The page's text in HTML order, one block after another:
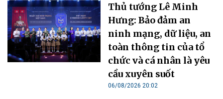
Thủ tướng Lê Minh
Hưng: Bảo đảm an
ninh mạng, dữ liệu, an
toàn thông tin của tổ
chức và cá nhân là yêu
cầu xuyên suốt
06/08/2026 20:02